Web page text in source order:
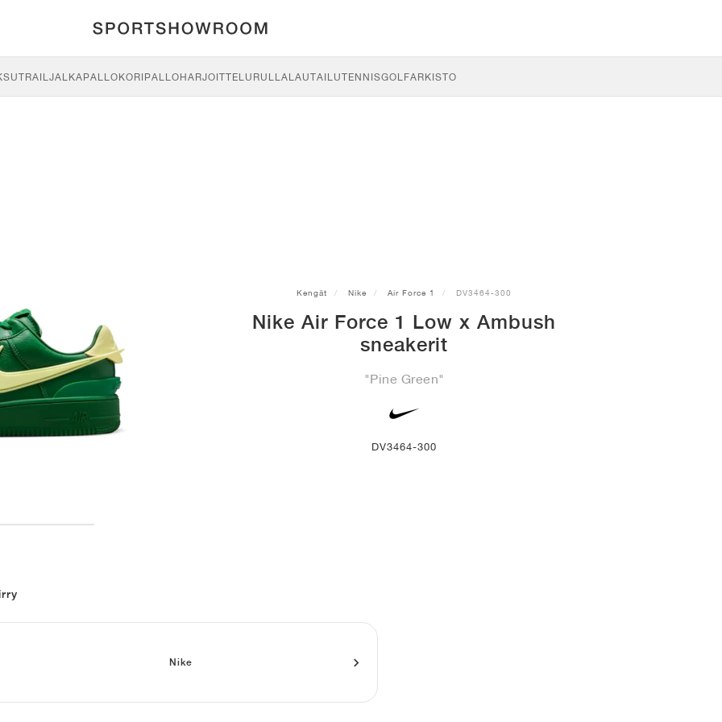
TRAILJALKAPALLOKORIPALLOHARJOITTELU RULLALAUTAILUTENNISGOLFARKISTO
Kengät Nike Air Force 1 DV3464-300
Nike Air Force 1 Low x Ambush
sneakerit
"Pine Green"
DV3464-300
Nike